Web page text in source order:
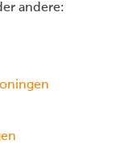
andere: